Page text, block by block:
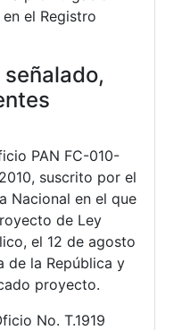
el Registro
PAN FC-010-
suscrito por el
Nacional en el que
de Ley
el 12 de agosto
de la República y
proyecto.
No. T.1919